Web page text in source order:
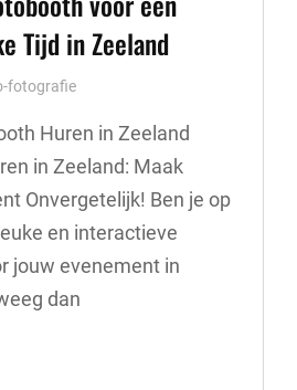
Tijd in Zeeland
fotografie
Huren in Zeeland
in Zeeland: Maak
Onvergetelijk! Ben je op
en interactieve
jouw evenement in
dan